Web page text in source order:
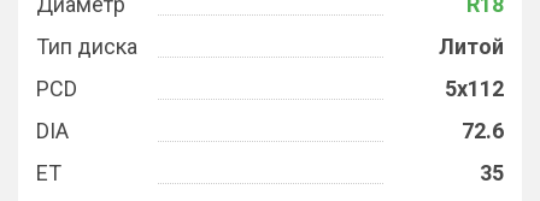
Тип диска
Литой
PCD
5x112
DIA
72.6
ET
35